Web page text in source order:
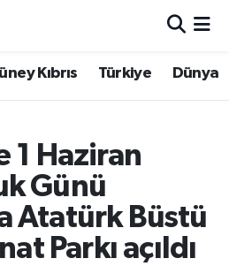
Kıbrıs Türkiye Dünya
1 Haziran
Günü
Atatürk Büstü
Parkı açıldı
ve Fikstür